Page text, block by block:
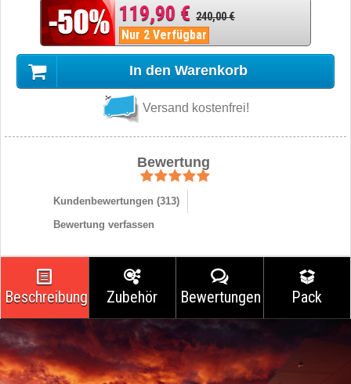
119,90 € 240,00 €
Nur 2 Verfügbar
In den Warenkorb
Versand kostenfrei!
Bewertung
Kundenbewertungen (313)
Bewertung verfassen
Beschreibung Zubehör Bewertungen Pack